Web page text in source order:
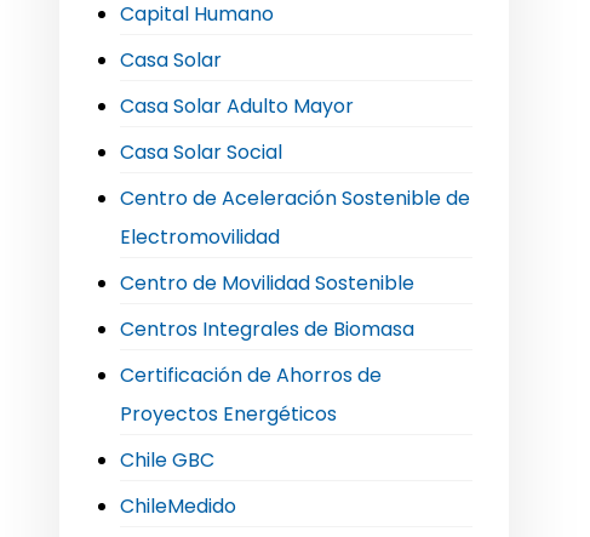
Capital Humano
Casa Solar
Casa Solar Adulto Mayor
Casa Solar Social
Centro de Aceleración Sostenible de
Electromovilidad
Centro de Movilidad Sostenible
Centros Integrales de Biomasa
Certificación de Ahorros de
Proyectos Energéticos
Chile GBC
ChileMedido